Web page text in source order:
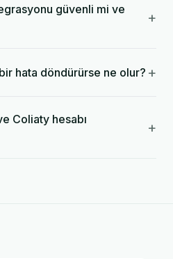
güvenli mi ve
+
hata döndürürse ne olur? +
Coliaty hesabı
+